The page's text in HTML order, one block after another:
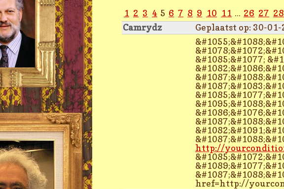
1 2 3 4 5 6 7 8 9 10 11 ... 26 27 28
Camrydz
Geplaatst op: 30-
&#1085;&#1077;
http://
href=http://